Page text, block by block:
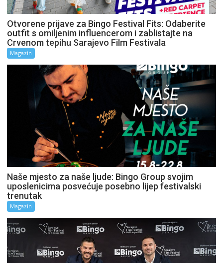
Otvorene prijave za Bingo Festival Fits: Odaberite
outfit s omiljenim influencerom i zablistajte na
Crvenom tepihu Sarajevo Film Festivala
Magazin
Naše mjesto za naše ljude: Bingo Group svojim
uposlenicima posvećuje posebno lijep festivalski
trenutak
Magazin